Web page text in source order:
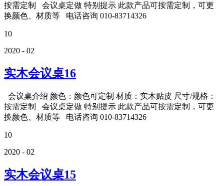
按需定制 会议桌定做 特别提示 此款产品可按需定制，可更
换颜色、材质等 电话咨询 010-83714326
10
2020 - 02
实木会议桌16
会议桌介绍 颜色：颜色可定制 材质：实木贴皮 尺寸/规格：
按需定制 会议桌定做 特别提示 此款产品可按需定制，可更
换颜色、材质等 电话咨询 010-83714326
10
2020 - 02
实木会议桌15